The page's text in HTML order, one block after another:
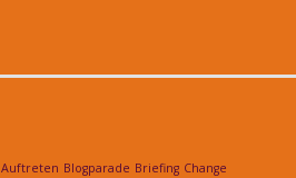
Auftreten Blogparade Briefing Change